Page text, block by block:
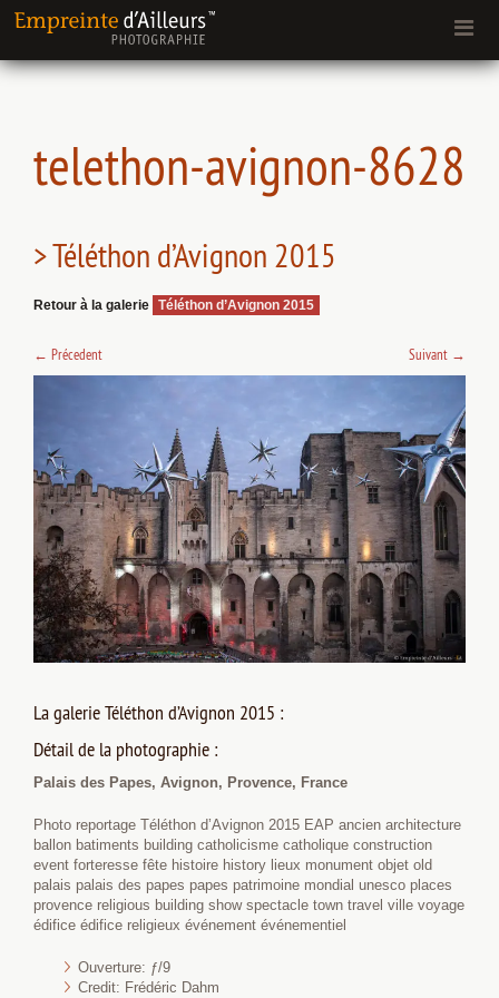
telethon-avignon-8628
> Téléthon d’Avignon 2015
Retour à la galerie Téléthon d’Avignon 2015
← Précedent Suivant →
La galerie Téléthon d’Avignon 2015 :
Détail de la photographie :
Palais des Papes, Avignon, Provence, France
Photo reportage Téléthon d’Avignon 2015 EAP ancien architecture
ballon batiments building catholicisme catholique construction
event forteresse fête histoire history lieux monument objet old
palais palais des papes papes patrimoine mondial unesco places
provence religious building show spectacle town travel ville voyage
édifice édifice religieux événement événementiel
Ouverture: ƒ/9
Credit: Frédéric Dahm